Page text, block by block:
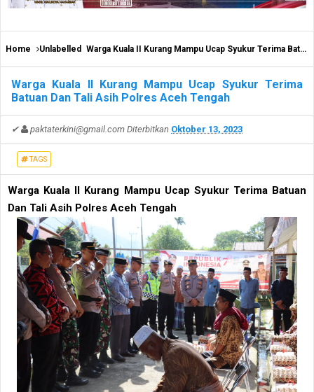
Home Unlabelled Warga Kuala II Kurang Mampu Ucap Syukur Terima Batuan Dan Tali Asih Polres Aceh Tengah
Warga Kuala II Kurang Mampu Ucap Syukur Terima
Batuan Dan Tali Asih Polres Aceh Tengah
✔ paktaterkini@gmail.com Diterbitkan Oktober 13, 2023
TAGS
Warga Kuala II Kurang Mampu Ucap Syukur Terima Batuan
Dan Tali Asih Polres Aceh Tengah